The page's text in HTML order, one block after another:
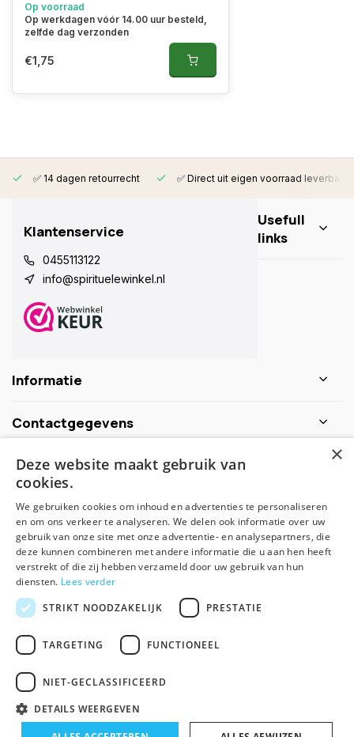
Op voorraad
Op werkdagen vóór 14.00 uur besteld,
zelfde dag verzonden
€1,75
✅ 14 dagen retourrecht ✅ Direct uit eigen voorraad leverbaar
Klantenservice
0455113122
info@spirituelewinkel.nl
Usefull
links
Informatie
Contactgegevens
Schijf je nu in voor de nieuwsbrief
Abonneer
Algemene voorwaarden Disclaimer
×
Deze website maakt gebruik van
cookies.
We gebruiken cookies om inhoud en advertenties te personaliseren
en om ons verkeer te analyseren. We delen ook informatie over uw
gebruik van onze site met onze advertentie- en analysepartners, die
deze kunnen combineren met andere informatie die u aan hen heeft
verstrekt of die zij hebben verzameld door uw gebruik van hun
diensten. Lees verder
STRIKT NOODZAKELIJK
PRESTATIE
TARGETING FUNCTIONEEL
NIET-GECLASSIFICEERD
DETAILS WEERGEVEN